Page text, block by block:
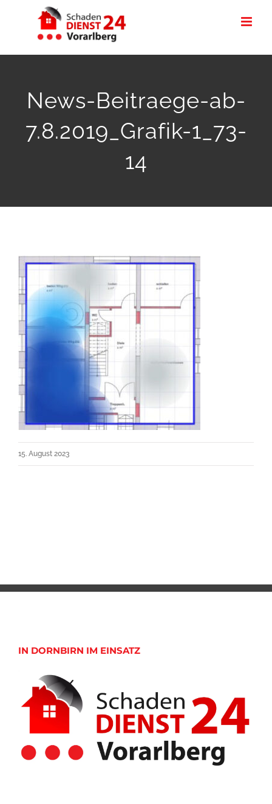
News-Beitraege-ab-
7.8.2019_Grafik-1_73-
14
15. August 2023
IN DORNBIRN IM EINSATZ